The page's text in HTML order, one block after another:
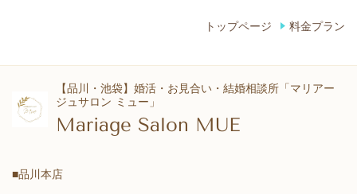
トップページ 料金プラン
【品川・池袋】婚活・お見合い・結婚相談所「マリアー
ジュサロン ミュー」
Mariage Salon MUE
■品川本店